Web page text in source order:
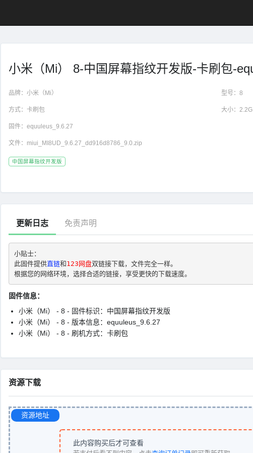
小米（Mi） 8-中国屏幕指纹开发版-卡刷包-
品牌： 小米（Mi） 型号：8
方式： 卡刷包 大小：
固件： equuleus_9.6.27
文件： miui_MI8UD_9.6.27_dd916d8786_9.0.zip
中国屏幕指纹开发版
更新日志 免责声明
小贴士：
此固件提供直链和123网盘双链接下载，文件完全一样。
根据您的网络环境，选择合适的链接，享受更快的下载速度。
固件信息：
小米（Mi） - 8 - 固件标识：中国屏幕指纹开发版
小米（Mi） - 8 - 版本信息：equuleus_9.6.27
小米（Mi） - 8 - 刷机方式：卡刷包
资源下载
资源地址
此内容购买后才可查看